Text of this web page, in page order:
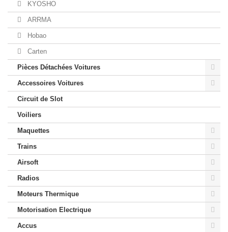
KYOSHO
ARRMA
Hobao
Carten
Pièces Détachées Voitures
Accessoires Voitures
Circuit de Slot
Voiliers
Maquettes
Trains
Airsoft
Radios
Moteurs Thermique
Motorisation Electrique
Accus